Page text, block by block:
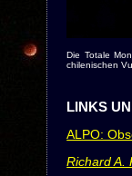
Die Totale
chilenischen
LINKS
ALPO:
Richard A.